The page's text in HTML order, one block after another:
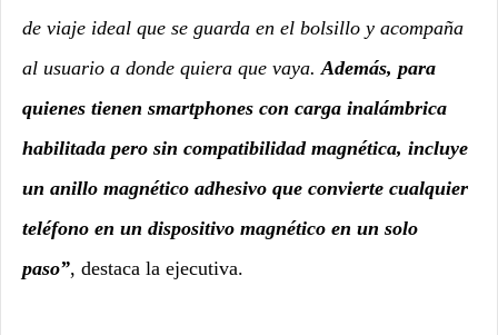
de viaje ideal que se guarda en el bolsillo y acompaña
al usuario a donde quiera que vaya. Además, para
quienes tienen smartphones con carga inalámbrica
habilitada pero sin compatibilidad magnética, incluye
un anillo magnético adhesivo que convierte cualquier
teléfono en un dispositivo magnético en un solo
paso”, destaca la ejecutiva.